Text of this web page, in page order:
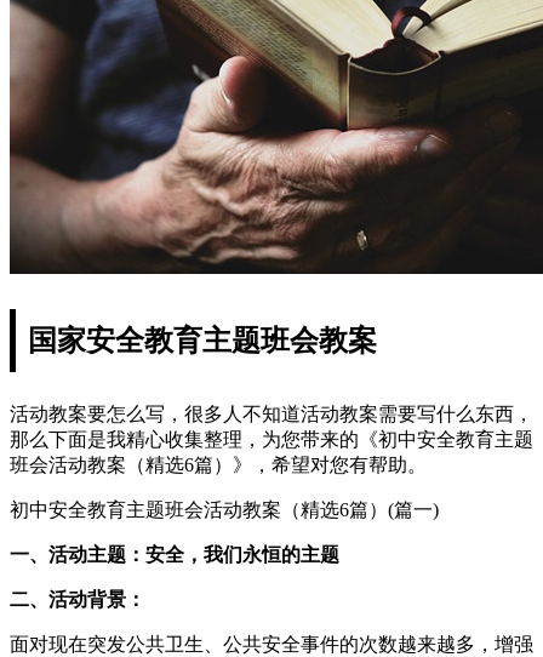
国家安全教育主题班会教案
活动教案要怎么写，很多人不知道活动教案需要写什么东西，
那么下面是我精心收集整理，为您带来的《初中安全教育主题
班会活动教案（精选6篇）》，希望对您有帮助。
初中安全教育主题班会活动教案（精选6篇）(篇一)
一、活动主题：安全，我们永恒的主题
二、活动背景：
面对现在突发公共卫生、公共安全事件的次数越来越多，增强